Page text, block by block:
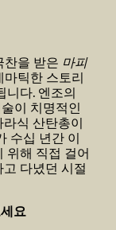
찬을 받은 마피
틱한 스토리
니다. 엔조의
이 치명적인
식 산탄총이
수십 년간 이
위해 직접 걸어
다녔던 시절
요